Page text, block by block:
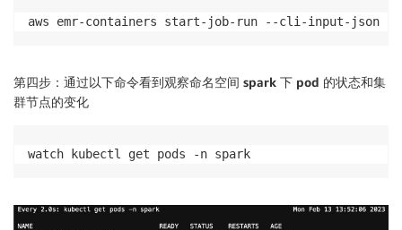
        ],
aws emr-containers start-job-run --cli-input-json
第四步：通过以下命令看到观察命名空间 spark 下 pod 的状态和集
群节点的变化
watch kubectl get pods -n spark